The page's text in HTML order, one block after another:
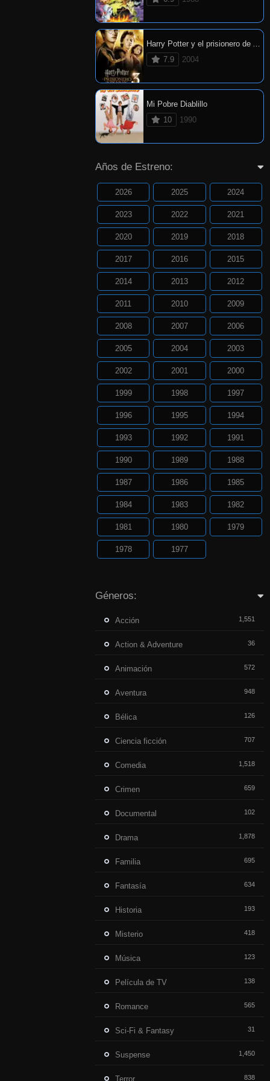
Harry Potter y el prisionero de Azkaban
7.9
2004
Mi Pobre Diablillo
10
1990
Años de Estreno:
2026 2025 2024
2023 2022 2021
2020 2019 2018
2017 2016 2015
2014 2013 2012
2011 2010 2009
2008 2007 2006
2005 2004 2003
2002 2001 2000
1999 1998 1997
1996 1995 1994
1993 1992 1991
1990 1989 1988
1987 1986 1985
1984 1983 1982
1981 1980 1979
1978 1977
Géneros:
Acción 1,551
Action & Adventure 36
Animación 572
Aventura 948
Bélica 126
Ciencia ficción 707
Comedia 1,518
Crimen 659
Documental 102
Drama 1,878
Familia 695
Fantasía 634
Historia 193
Misterio 418
Música 123
Película de TV 138
Romance 565
Sci-Fi & Fantasy 31
Suspense 1,450
Terror 838